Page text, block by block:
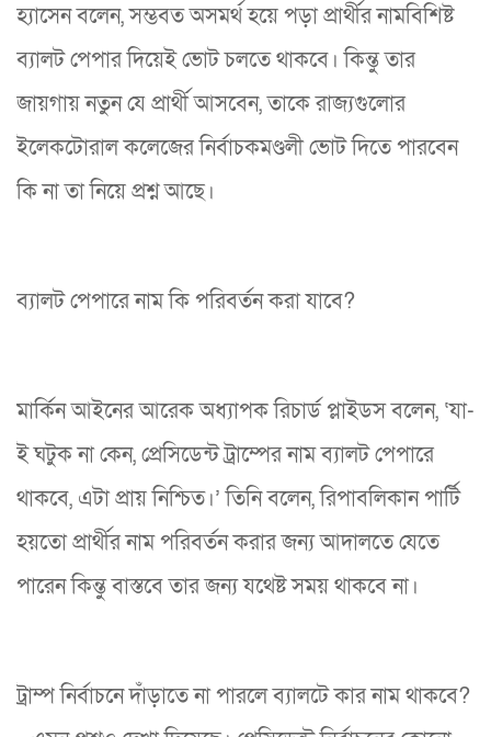
হ্যাসেন বলেন, সম্ভবত অসমর্থ হয়ে পড়া প্রার্থীর নামবিশিষ্ট
ব্যালট পেপার দিয়েই ভোট চলতে থাকবে। কিন্তু তার
জায়গায় নতুন যে প্রার্থী আসবেন, তাকে রাজ্যগুলোর
ইলেকটোরাল কলেজের নির্বাচকমণ্ডলী ভোট দিতে পারবেন
কি না তা নিয়ে প্রশ্ন আছে।
ব্যালট পেপারে নাম কি পরিবর্তন করা যাবে?
মার্কিন আইনের আরেক অধ্যাপক রিচার্ড প্লাইডস বলেন, ‘যা-
ই ঘটুক না কেন, প্রেসিডেন্ট ট্রাম্পের নাম ব্যালট পেপারে
থাকবে, এটা প্রায় নিশ্চিত।’ তিনি বলেন, রিপাবলিকান পার্টি
হয়তো প্রার্থীর নাম পরিবর্তন করার জন্য আদালতে যেতে
পারেন কিন্তু বাস্তবে তার জন্য যথেষ্ট সময় থাকবে না।
ট্রাম্প নির্বাচনে দাঁড়াতে না পারলে ব্যালটে কার নাম থাকবে?